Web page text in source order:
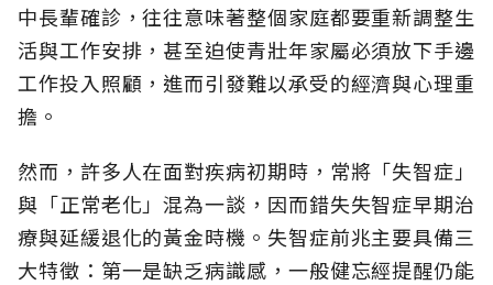
中長輩確診，往往意味著整個家庭都要重新調整生
活與工作安排，甚至迫使青壯年家屬必須放下手邊
工作投入照顧，進而引發難以承受的經濟與心理重
擔。
然而，許多人在面對疾病初期時，常將「失智症」
與「正常老化」混為一談，因而錯失失智症早期治
療與延緩退化的黃金時機。失智症前兆主要具備三
大特徵：第一是缺乏病識感，一般健忘經提醒仍能